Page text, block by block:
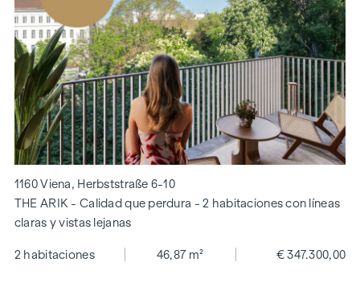
1160 Viena, Herbststraße 6-10
THE ARIK - Calidad que perdura - 2 habitaciones con líneas
claras y vistas lejanas
2 habitaciones 46,87 m² € 347.300,00